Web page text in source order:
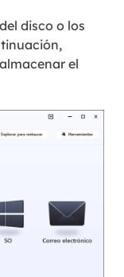
disco o los
el